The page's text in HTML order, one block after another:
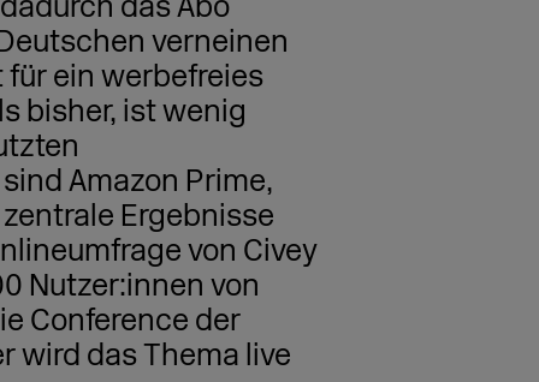
verneinen
für ein werbefreies
bisher, ist wenig
Amazon Prime,
Ergebnisse
von Civey
Nutzer:innen von
Conference der
wird das Thema live